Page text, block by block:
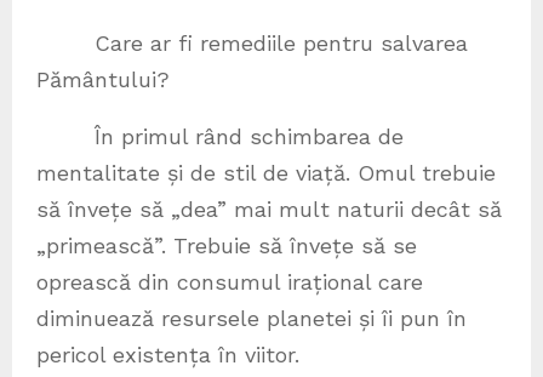
Care ar fi remediile pentru salvarea
Pământului?
În primul rând schimbarea de
mentalitate și de stil de viață. Omul trebuie
să învețe să „dea” mai mult naturii decât să
„primească”. Trebuie să învețe să se
oprească din consumul irațional care
diminuează resursele planetei și îi pun în
pericol existența în viitor.